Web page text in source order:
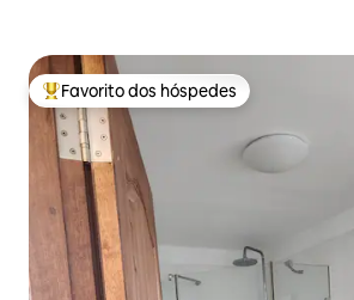
Favoritos dos hóspedes mais apreciados
Favorito dos hóspedes